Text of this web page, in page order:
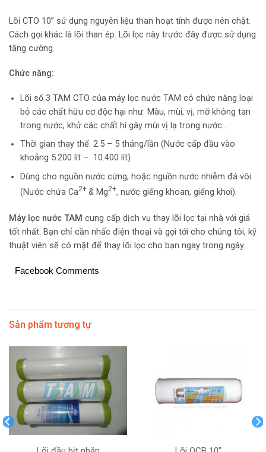
Lõi CTO 10” sử dụng nguyên liệu than hoạt tính được nén chặt.
Cách gọi khác là lõi than ép. Lõi lọc này trước đây được sử dụng
tăng cường.
Chức năng:
Lõi số 3 TAM CTO của máy lọc nước TAM có chức năng loại
bỏ các chất hữu cơ độc hại như: Màu, mùi, vị, mỡ không tan
trong nước, khử các chất hí gây mùi vị lạ trong nước…
Thời gian thay thế: 2.5 – 5 tháng/lần (Nước cấp đầu vào
khoảng 5.200 lít – 10.400 lít)
Dùng cho nguồn nước cứng, hoặc nguồn nước nhiễm đá vôi
(Nước chứa Ca2+ & Mg2+, nước giếng khoan, giếng khơi).
Máy lọc nước TAM cung cấp dịch vụ thay lõi lọc tại nhà với giá
tốt nhất. Bạn chỉ cần nhấc điện thoại và gọi tới cho chúng tôi, kỹ
thuật viên sẽ có mặt để thay lõi lọc cho bạn ngay trong ngày.
Facebook Comments
Sản phẩm tương tự